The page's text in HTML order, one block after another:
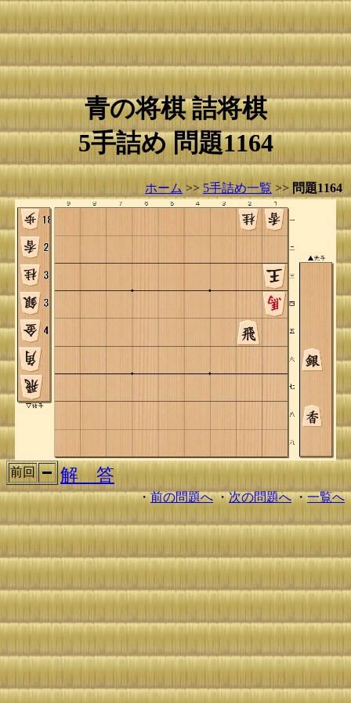
青の将棋 詰将棋
5手詰め 問題1164
ホーム >> 5手詰め一覧 >> 問題1164
前回 解 答
・前の問題へ・次の問題へ・一覧へ